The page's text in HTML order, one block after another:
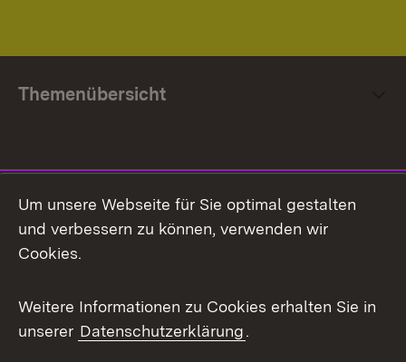
Themenübersicht
Facebook
X / Twitter
Youtube
Um unsere Webseite für Sie optimal gestalten
und verbessern zu können, verwenden wir
Cookies.
Weitere Informationen zu Cookies erhalten Sie in
unserer Datenschutzerklärung.